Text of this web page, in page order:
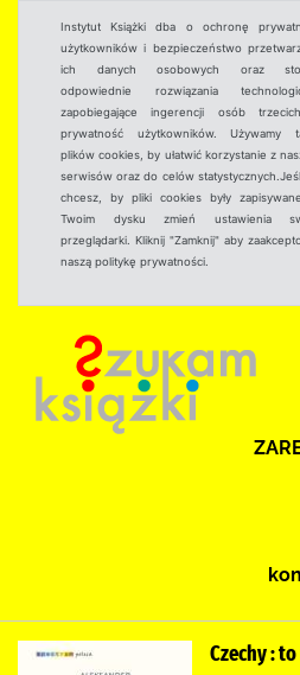
Instytut Książki dba o ochronę
użytkowników i bezpieczeństwo
ich danych osobowych oraz
odpowiednie rozwiązania
zapobiegające ingerencji osób
prywatność użytkowników. Używamy
plików cookies, by ułatwić korzystanie z
serwisów oraz do celów
chcesz, by pliki cookies były
Twoim dysku zmień ustawienia
przeglądarki. Kliknij "Zamknij" aby
naszą politykę prywatności.
Czechy :